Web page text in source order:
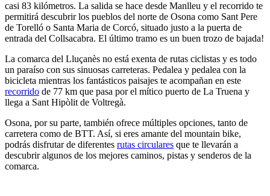
casi 83 kilómetros. La salida se hace desde Manlleu y el recorrido te
permitirá descubrir los pueblos del norte de Osona como Sant Pere
de Torelló o Santa Maria de Corcó, situado justo a la puerta de
entrada del Collsacabra. El último tramo es un buen trozo de bajada!
La comarca del Lluçanès no está exenta de rutas ciclistas y es todo
un paraíso con sus sinuosas carreteras. Pedalea y pedalea con la
bicicleta mientras los fantásticos paisajes te acompañan en este
recorrido de 77 km que pasa por el mítico puerto de La Truena y
llega a Sant Hipòlit de Voltregà.
Osona, por su parte, también ofrece múltiples opciones, tanto de
carretera como de BTT. Así, si eres amante del mountain bike,
podrás disfrutar de diferentes rutas circulares que te llevarán a
descubrir algunos de los mejores caminos, pistas y senderos de la
comarca.